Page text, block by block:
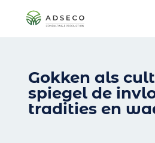
Gokken als
spiegel de
tradities en